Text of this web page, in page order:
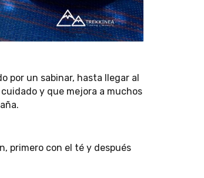
por un sabinar, hasta llegar al
y que mejora a muchos
primero con el té y después